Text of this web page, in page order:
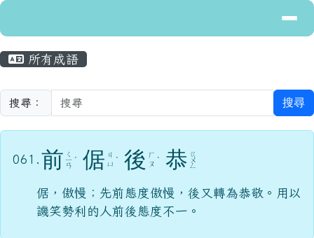
跳至主內容區
花蓮縣立富里國民中學
導覽列
所有成語
搜尋： 搜尋
061. 前 ㄑ
ㄧ
ㄢ
ˊ 倨 ㄐ
ㄩ ˋ 後 ㄏ
ㄡ ˋ 恭 ㄍ
ㄨ
ㄥ
倨，傲慢；先前態度傲慢，後又轉為恭敬。用以
譏笑勢利的人前後態度不一。